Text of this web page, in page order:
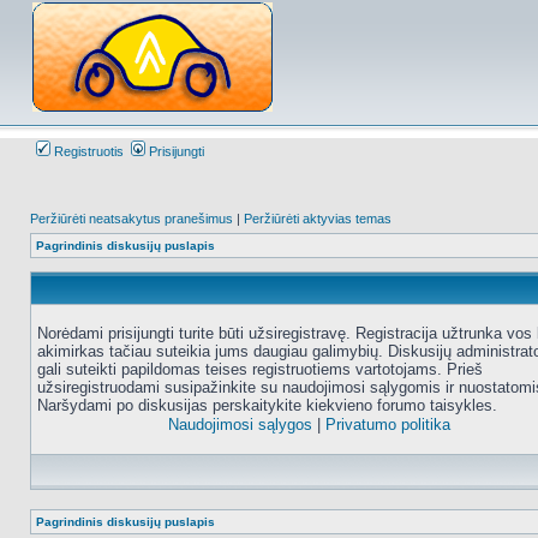
Registruotis Prisijungti
Peržiūrėti neatsakytus pranešimus | Peržiūrėti aktyvias temas
Pagrindinis diskusijų puslapis
Norėdami prisijungti turite būti užsiregistravę. Registracija užtrunka vos
akimirkas tačiau suteikia jums daugiau galimybių. Diskusijų
gali suteikti papildomas teises registruotiems vartotojams. Prieš
užsiregistruodami susipažinkite su naudojimosi sąlygomis ir
Naršydami po diskusijas perskaitykite kiekvieno forumo taisykles.
Naudojimosi sąlygos
Privatumo politika
Pagrindinis diskusijų puslapis